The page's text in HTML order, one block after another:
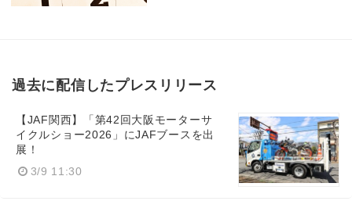
過去に配信したプレスリリース
【JAF関西】「第42回大阪モーターサ
イクルショー2026」にJAFブースを出
展！
3/9 11:30